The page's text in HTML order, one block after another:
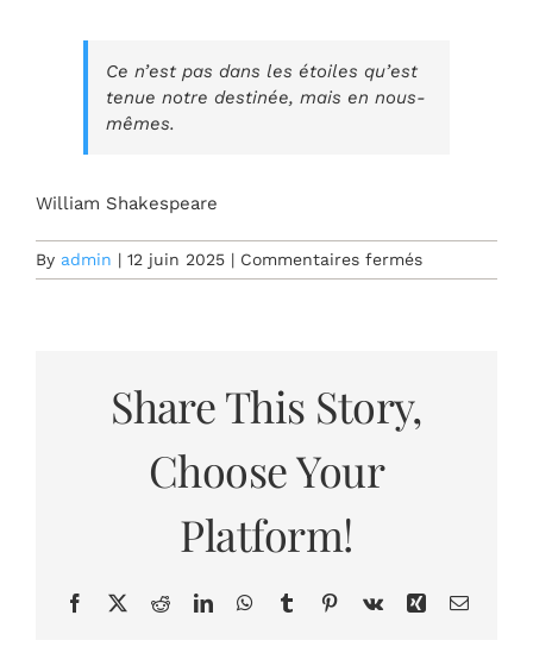
Ce n’est pas dans les étoiles qu’est
tenue notre destinée, mais en nous-
mêmes.
William Shakespeare
By admin | 12 juin 2025 | Commentaires ferméssur
Ce
mêmes.
Share This Story,
Choose Your
Platform!
Facebook
X RedditLinkedInWhatsApp
TumblrPinterest
Vk Xing Email